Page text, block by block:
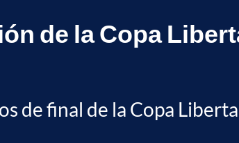
de la Copa
de final de la Copa